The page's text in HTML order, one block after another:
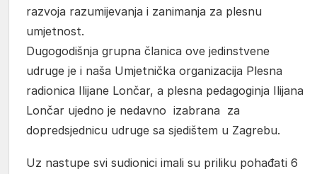
razvoja razumijevanja i zanimanja za plesnu
umjetnost.
Dugogodišnja grupna članica ove jedinstvene
udruge je i naša Umjetnička organizacija Plesna
radionica Ilijane Lončar, a plesna pedagoginja Ilijana
Lončar ujedno je nedavno izabrana za
dopredsjednicu udruge sa sjedištem u Zagrebu.
Uz nastupe svi sudionici imali su priliku pohađati 6